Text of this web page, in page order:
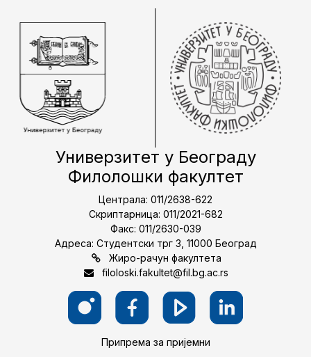
Универзитет у Београду
Филолошки факултет
Централа: 011/2638-622
Скриптарница: 011/2021-682
Факс: 011/2630-039
Адреса: Студентски трг 3, 11000 Београд
Жиро-рачун факултета
filoloski.fakultet@fil.bg.ac.rs
Припрема за пријемни